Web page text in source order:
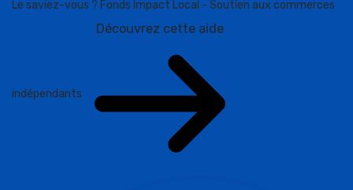
Le saviez-vous ? Fonds Impact Local - Soutien aux commerces
indépendants
Découvrez cette aide